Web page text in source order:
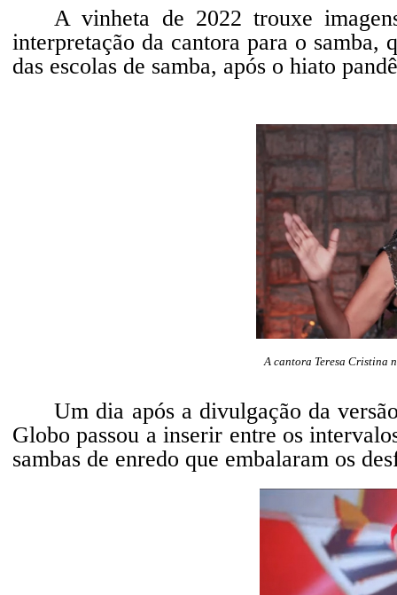
A vinheta de 2022 trouxe
interpretação da cantora para o
das escolas de samba, após o hiato
A cantora Teresa Cristina
Um dia após a divulgação da
Globo passou a inserir entre os
sambas de enredo que embalaram os